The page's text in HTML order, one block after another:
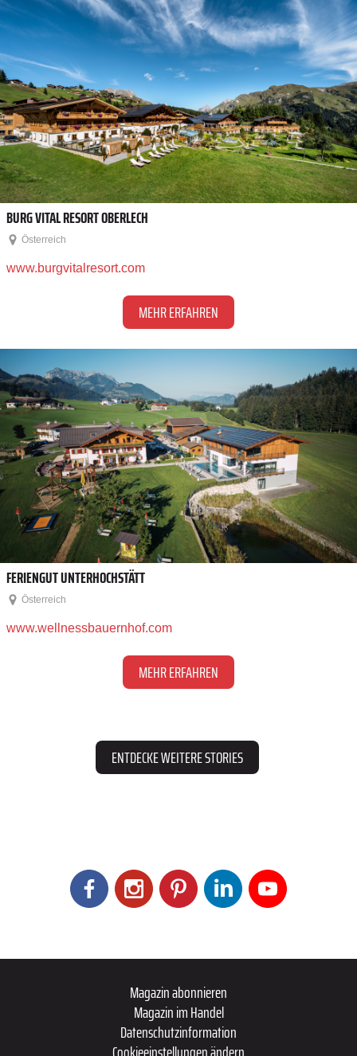
BURG VITAL RESORT OBERLECH
Österreich
www.burgvitalresort.com
MEHR ERFAHREN
FERIENGUT UNTERHOCHSTÄTT
Österreich
www.wellnessbauernhof.com
MEHR ERFAHREN
ENTDECKE WEITERE STORIES
Magazin abonnieren
Magazin im Handel
Datenschutzinformation